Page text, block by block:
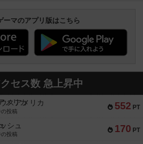
ーマのアプリ版はこちら
セス数 急上昇中
552 PT
スアメリカ
の投稿
170 PT
シュ
の投稿